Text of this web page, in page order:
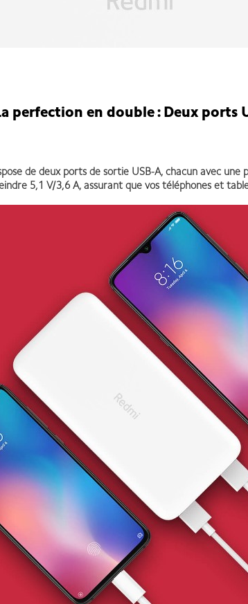
perfection en double : Deux ports
de deux ports de sortie USB-A, chacun avec
5,1 V/3,6 A, assurant que vos téléphones et